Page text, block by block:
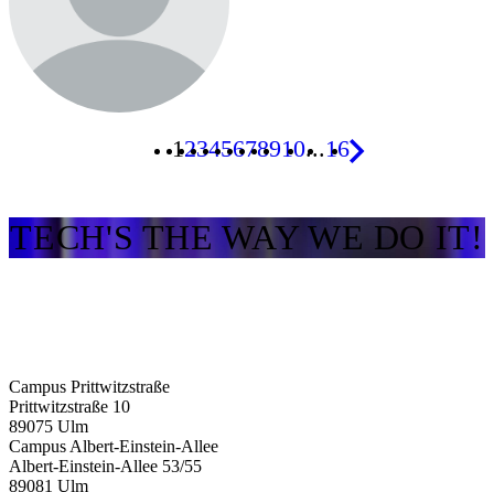
12345678910...16
TECH'S THE WAY WE DO IT!
Campus Prittwitzstraße
Prittwitzstraße 10
89075 Ulm
Campus Albert-Einstein-Allee
Albert-Einstein-Allee 53/​55
89081 Ulm